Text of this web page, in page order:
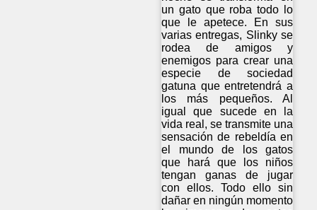
un gato que roba todo lo
que le apetece. En sus
varias entregas, Slinky se
rodea de amigos y
enemigos para crear una
especie de sociedad
gatuna que entretendrá a
los más pequeños. Al
igual que sucede en la
vida real, se transmite una
sensación de rebeldía en
el mundo de los gatos
que hará que los niños
tengan ganas de jugar
con ellos. Todo ello sin
dañar en ningún momento